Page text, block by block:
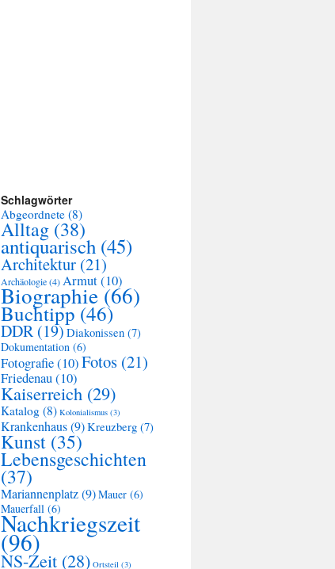
Schlagwörter
Abgeordnete (8)
Alltag (38)
antiquarisch (45)
Architektur (21)
Archäologie(4)Armut(10)
Biographie(66)
Buchtipp (46)
DDR (19) Diakonissen (7)
Dokumentation (6)
Fotografie(10)Fotos (21)
Friedenau(10)
Kaiserreich (29)
Katalog (8) Kolonialismus (3)
Krankenhaus(9)Kreuzberg (7)
Kunst (35)
Lebensgeschichten
(37)
Mariannenplatz(9)Mauer (6)
Mauerfall (6)
Nachkriegszeit
(96)
NS-Zeit (28) Ortsteil (3)